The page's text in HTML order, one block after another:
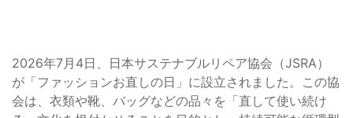
2026年7月4日、日本サステナブルリペア協会（JSRA）
が「ファッションお直しの日」に設立されました。この協
会は、衣類や靴、バッグなどの品々を「直して使い続け